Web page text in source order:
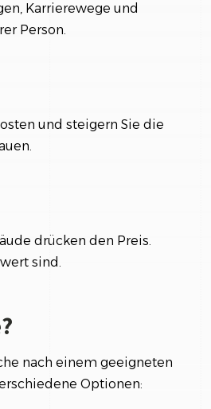
Karrierewege und
Person.
und steigern Sie die
drücken den Preis.
sind.
nach einem geeigneten
Optionen: